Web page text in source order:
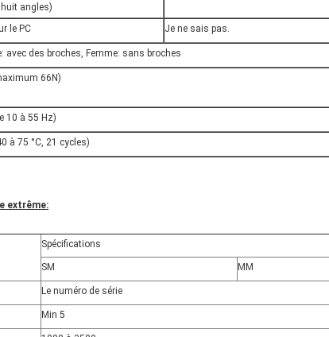
angles)
le PC Je ne sais pas.
avec des broches, Femme: sans broches
66N)
10 à 55 Hz)
à 75 °C, 21 cycles)
extrême:
Spécifications
SM MM
Le numéro de série
Min 5